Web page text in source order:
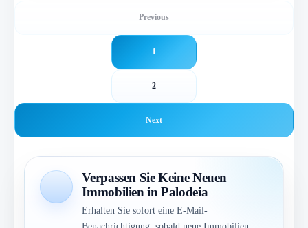
Previous
1
2
Next
Verpassen Sie Keine Neuen
Immobilien in Palodeia
Erhalten Sie sofort eine E-Mail-
Benachrichtigung, sobald neue Immobilien